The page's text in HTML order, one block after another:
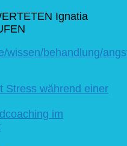
Ignatia
wissen/behandlung/
Stress während einer
im